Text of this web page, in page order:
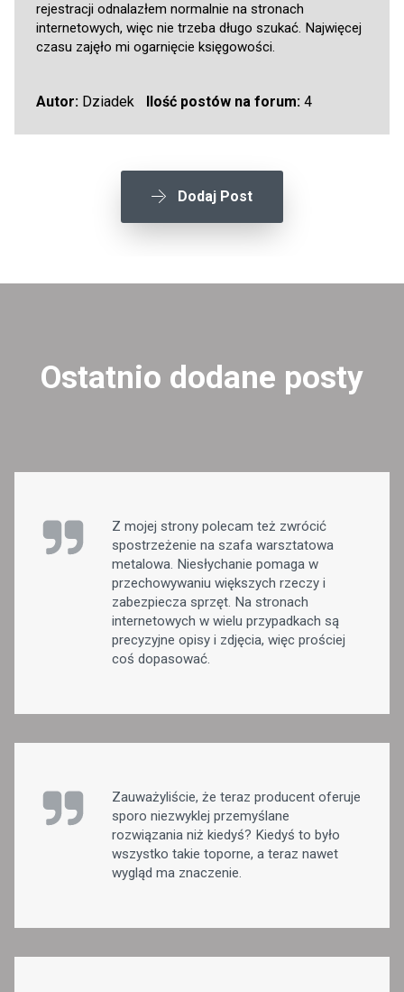
rejestracji odnalazłem normalnie na stronach
internetowych, więc nie trzeba długo szukać. Najwięcej
czasu zajęło mi ogarnięcie księgowości.
Autor: Dziadek Ilość postów na forum:4
Dodaj Post
Ostatnio dodane posty
Z mojej strony polecam też zwrócić
spostrzeżenie na szafa warsztatowa
metalowa. Niesłychanie pomaga w
przechowywaniu większych rzeczy i
zabezpiecza sprzęt. Na stronach
internetowych w wielu przypadkach są
precyzyjne opisy i zdjęcia, więc prościej
coś dopasować.
Zauważyliście, że teraz producent oferuje
sporo niezwyklej przemyślane
rozwiązania niż kiedyś? Kiedyś to było
wszystko takie toporne, a teraz nawet
wygląd ma znaczenie.